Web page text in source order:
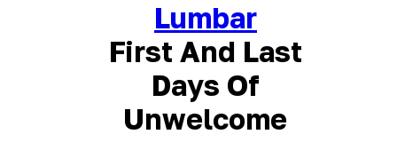
Lumbar
First And Last
Days Of
Unwelcome